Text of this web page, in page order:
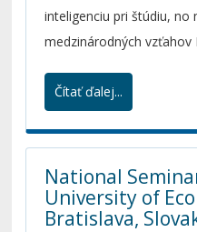
inteligenciu pri štúdiu, no
medzinárodných
môže mať negatívny
zníženej kreativite,
zapojeniu do
medzinárodných vzťahov
Čítať ďalej...
National
University of
Bratislava,